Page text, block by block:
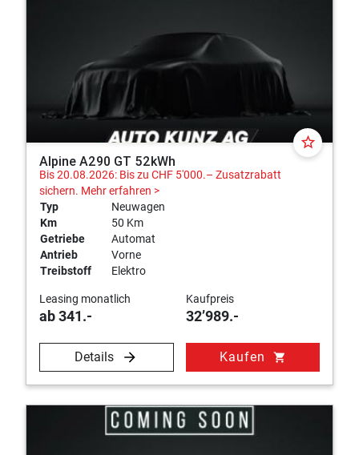
star_border
Alpine A290 GT 52kWh
Bis 20.08.2026: Bis zu CHF 5'000.– Zusatzrabatt
sichern. Mehr erfahren >
Typ
Neuwagen
Km
50 Km
Getriebe
Automat
Antrieb
Vorne
Treibstoff
Elektro
Leasing monatlich
ab 341.-
Kaufpreis
32’989.-
Details Kaufen shopping_cart